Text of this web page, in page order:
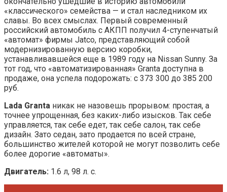
«классического» семейства — и стал наследником их
славы. Во всех смыслах. Первый современный
российский автомобиль с АКПП получил 4-ступенчатый
«автомат» фирмы Jatco, представляющий собой
модернизированную версию коробки,
устанавливавшейся еще в 1989 году на Nissan Sunny. За
тот год, что «автоматизированная» Granta доступна в
продаже, она успела подорожать: с 373 300 до 385 200
руб.
Lada Granta никак не назовешь прорывом: простая, а
точнее упрощенная, без каких-либо изысков. Так себе
управляется, так себе едет, так себе салон, так себе
дизайн. Зато седан, зато продается по всей стране,
большинство жителей которой не могут позволить себе
более дорогие «автоматы».
Двигатель: 1.6 л, 98 л. с.